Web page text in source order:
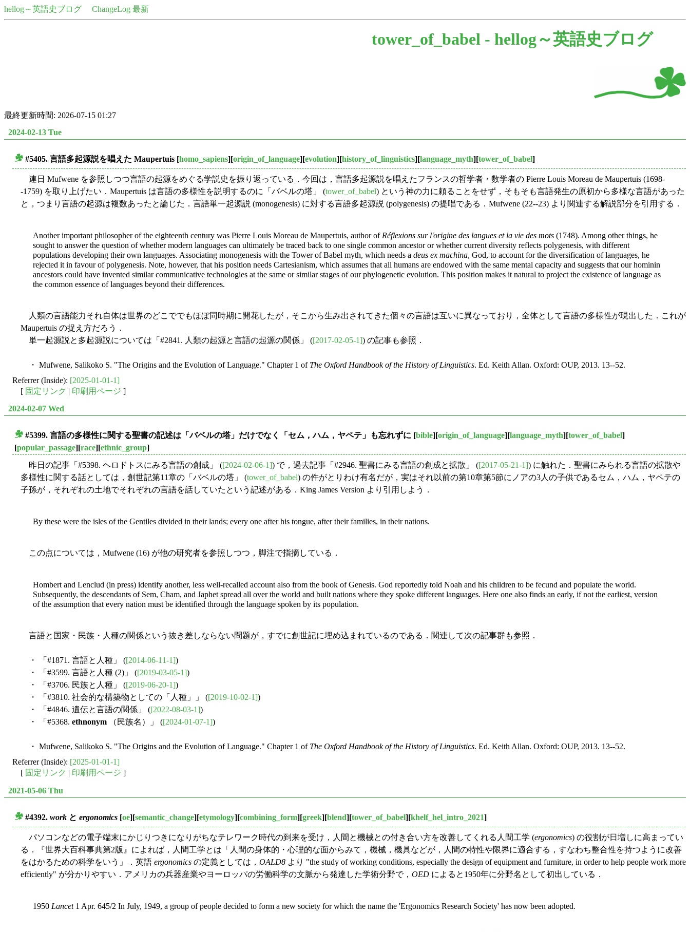
hellog～英語史ブログ ChangeLog 最新
tower_of_babel - hellog～英語史ブログ
最終更新時間: 2026-07-15 01:27
2024-02-13 Tue
#5405. 言語多起源説を唱えた Maupertuis [homo_sapiens][origin_of_language][evolution][history_of_linguistics][language_myth][tower_of_babel]
連日 Mufwene を参照しつつ言語の起源をめぐる学説史を振り返っている．今回は，言語多起源説を唱えたフランスの哲学者・数学者の Pierre Louis Moreau de Maupertuis (1698-
-1759) を取り上げたい．Maupertuis は言語の多様性を説明するのに「バベルの塔」 (tower_of_babel) という神の力に頼ることをせず，そもそも言語発生の原初から多様な言語があった
と，つまり言語の起源は複数あったと論じた．言語単一起源説 (monogenesis) に対する言語多起源説 (polygenesis) の提唱である．Mufwene (22--23) より関連する解説部分を引用する．
Another important philosopher of the eighteenth century was Pierre Louis Moreau de Maupertuis, author of Réflexions sur l'origine des langues et la vie des mots (1748). Among other things, he
sought to answer the question of whether modern languages can ultimately be traced back to one single common ancestor or whether current diversity reflects polygenesis, with different
populations developing their own languages. Associating monogenesis with the Tower of Babel myth, which needs a deus ex machina, God, to account for the diversification of languages, he
rejected it in favour of polygenesis. Note, however, that his position needs Cartesianism, which assumes that all humans are endowed with the same mental capacity and suggests that our hominin
ancestors could have invented similar communicative technologies at the same or similar stages of our phylogenetic evolution. This position makes it natural to project the existence of language as
the common essence of languages beyond their differences.
人類の言語能力それ自体は世界のどこででもほぼ同時期に開花したが，そこから生み出されてきた個々の言語は互いに異なっており，全体として言語の多様性が現出した．これが
Maupertuis の捉え方だろう．
単一起源説と多起源説については「#2841. 人類の起源と言語の起源の関係」 ([2017-02-05-1]) の記事も参照．
・ Mufwene, Salikoko S. "The Origins and the Evolution of Language." Chapter 1 of The Oxford Handbook of the History of Linguistics. Ed. Keith Allan. Oxford: OUP, 2013. 13--52.
Referrer (Inside): [2025-01-01-1]
[ 固定リンク | 印刷用ページ ]
2024-02-07 Wed
#5399. 言語の多様性に関する聖書の記述は「バベルの塔」だけでなく「セム，ハム，ヤペテ」も忘れずに [bible][origin_of_language][language_myth][tower_of_babel]
[popular_passage][race][ethnic_group]
昨日の記事「#5398. ヘロドトスにみる言語の創成」 ([2024-02-06-1]) で，過去記事「#2946. 聖書にみる言語の創成と拡散」 ([2017-05-21-1]) に触れた．聖書にみられる言語の拡散や
多様性に関する話としては，創世記第11章の「バベルの塔」 (tower_of_babel) の件がとりわけ有名だが，実はそれ以前の第10章第5節にノアの3人の子供であるセム，ハム，ヤペテの
子孫が，それぞれの土地でそれぞれの言語を話していたという記述がある．King James Version より引用しよう．
By these were the isles of the Gentiles divided in their lands; every one after his tongue, after their families, in their nations.
この点については，Mufwene (16) が他の研究者を参照しつつ，脚注で指摘している．
Hombert and Lenclud (in press) identify another, less well-recalled account also from the book of Genesis. God reportedly told Noah and his children to be fecund and populate the world.
Subsequently, the descendants of Sem, Cham, and Japhet spread all over the world and built nations where they spoke different languages. Here one also finds an early, if not the earliest, version
of the assumption that every nation must be identified through the language spoken by its population.
言語と国家・民族・人種の関係という抜き差しならない問題が，すでに創世記に埋め込まれているのである．関連して次の記事群も参照．
・ 「#1871. 言語と人種」 ([2014-06-11-1])
・ 「#3599. 言語と人種 (2)」 ([2019-03-05-1])
・ 「#3706. 民族と人種」 ([2019-06-20-1])
・ 「#3810. 社会的な構築物としての「人種」」 ([2019-10-02-1])
・ 「#4846. 遺伝と言語の関係」 ([2022-08-03-1])
・ 「#5368. ethnonym （民族名）」 ([2024-01-07-1])
・ Mufwene, Salikoko S. "The Origins and the Evolution of Language." Chapter 1 of The Oxford Handbook of the History of Linguistics. Ed. Keith Allan. Oxford: OUP, 2013. 13--52.
Referrer (Inside): [2025-01-01-1]
[ 固定リンク | 印刷用ページ ]
2021-05-06 Thu
#4392. work と ergonomics [oe][semantic_change][etymology][combining_form][greek][blend][tower_of_babel][khelf_hel_intro_2021]
パソコンなどの電子端末にかじりつきになりがちなテレワーク時代の到来を受け，人間と機械との付き合い方を改善してくれる人間工学 (ergonomics) の役割が日増しに高まってい
る．『世界大百科事典第2版』によれば，人間工学とは「人間の身体的・心理的な面からみて，機械，機具などが，人間の特性や限界に適合する，すなわち整合性を持つように改善
をはかるための科学をいう」．英語 ergonomics の定義としては， OALD8 より "the study of working conditions, especially the design of equipment and furniture, in order to help people work more
efficiently" が分かりやすい．アメリカの兵器産業やヨーロッパの労働科学の文脈から発達した学術分野で， OED によると1950年に分野名として初出している．
1950 Lancet1 Apr. 645/2 In July, 1949, a group of people decided to form a new society for which the name the 'Ergonomics Research Society' has now been adopted.